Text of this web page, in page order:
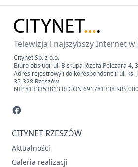
Telewizja i najszybszy Internet w
Citynet Sp. z o.o.
Biuro obsługi: ul. Biskupa Józefa Pelczara 4,
Adres rejestrowy i do korespondencji: ul. ks.
35-328 Rzeszów
NIP 8133353813 REGON 691781338 KRS
CITYNET RZESZÓW
Aktualności
Galeria realizacji